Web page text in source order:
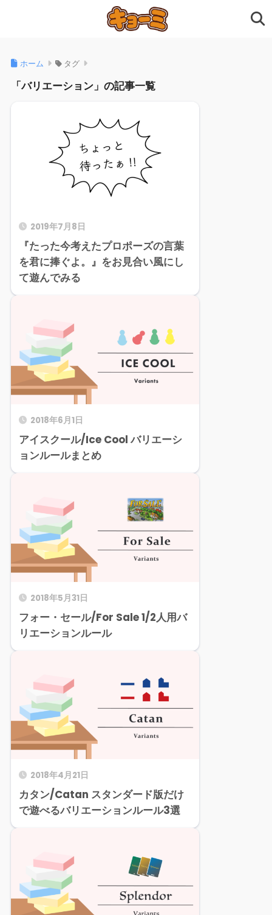
ホーム タグ
「バリエーション」の記事一覧
2019年7月8日
『たった今考えたプロポーズの言葉
を君に捧ぐよ。』をお見合い風にし
て遊んでみる
2018年6月1日
アイスクール/Ice Cool バリエーシ
ョンルールまとめ
2018年5月31日
フォー・セール/For Sale 1/2人用バ
リエーションルール
2018年4月21日
カタン/Catan スタンダード版だけ
で遊べるバリエーションルール3選